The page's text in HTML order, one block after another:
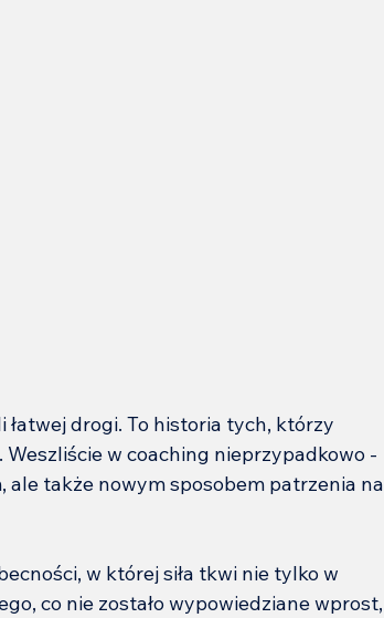
drogi. To historia tych, którzy
Weszliście w coaching nieprzypadkowo -
ale także nowym sposobem patrzenia na
w której siła tkwi nie tylko w
co nie zostało wypowiedziane wprost,